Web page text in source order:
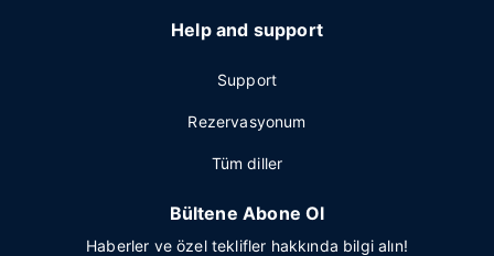
Help and support
Support
Rezervasyonum
Tüm diller
Bültene Abone Ol
Haberler ve özel teklifler hakkında bilgi alın!